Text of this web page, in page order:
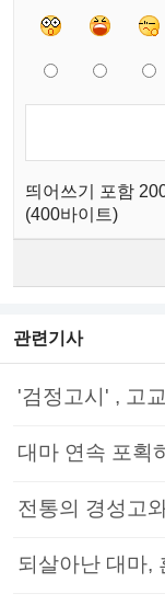
띄어쓰기 포함
(400바이트)
관련기사
'검정고시' , 고
대마 연속 포획
전통의 경성고
되살아난 대마,